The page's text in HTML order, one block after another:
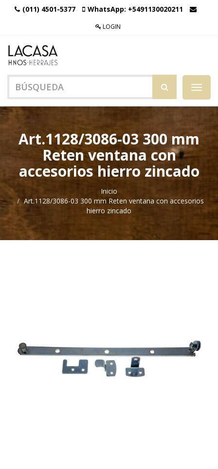
(011) 4501-5377 WhatsApp: +5491130020211
LOGIN
Menú
de
Art.1128/3086-03 300 mm
Reten ventana con
accesorios hierro zincado
Inicio
Art.1128/3086-03 300 mm Reten ventana con accesorios
hierro zincado